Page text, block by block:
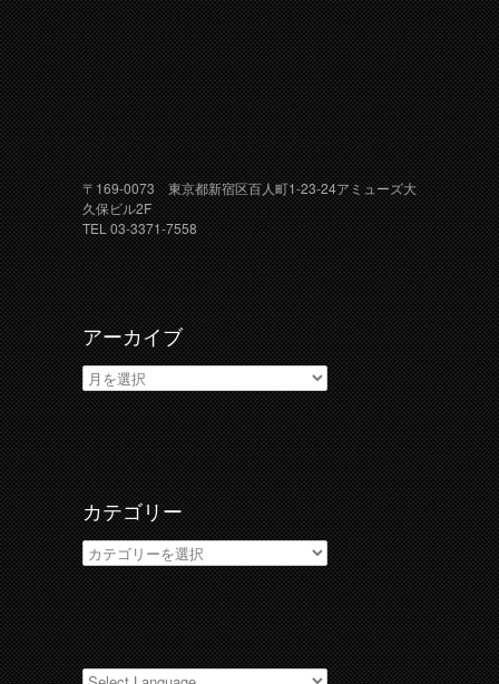
〒169-0073 東京都新宿区百人町1-23-24アミューズ大
久保ビル2F
TEL 03-3371-7558
アーカイブ
ア
ー
カ
イ
ブ
カテゴリー
カ
テ
ゴ
リ
ー